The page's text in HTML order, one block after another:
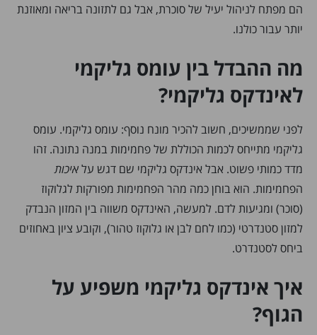
הם מפתח לניהול יעיל של סוכרת, אבל גם לתזונה בריאה ומאוזנת
יותר עבור כולנו.
מה ההבדל בין עומס גליקמי
לאינדקס גליקמי?
לפני שממשיכים, חשוב להכיר מונח נוסף: עומס גליקמי. עומס
גליקמי מתייחס לכמות הכוללת של פחמימות במנה נתונה. זהו
מדד כמותי פשוט. אבל אינדקס גליקמי שם דגש עלאיכות
הפחמימות. הוא בוחן כמה מהר הפחמימות מפורקות לגלוקוז
(סוכר) ומגיעות לדם. למעשה, האינדקס משווה בין המזון הנבדק
למזון סטנדרטי (כמו לחם לבן או גלוקוז טהור), וקובע ציון באחוזים
ביחס לסטנדרט.
איך אינדקס גליקמי משפיע על
הגוף?